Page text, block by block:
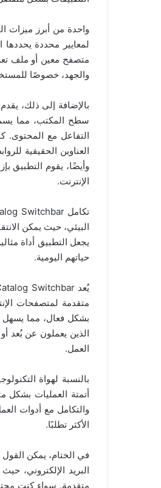
لمعايير محددة
متصفح معين أو ملف
والجهد، خصوصًا
سطح المكتب، مما
العناوين الحقيقية
وأيضًا، يقوم التطبيق
الإنترنت.
البيئي، حيث يمكن
حياتهم اليومية.
متقدمة لمتصفحات
بشكل فعال، مما يسهل
العمل.
أتمتة العمليات بشكل
الأكثر تطلبًا.
البريد الإلكتروني،
متقدمة. سواء كنت